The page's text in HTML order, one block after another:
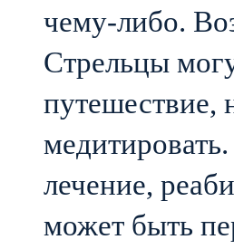
чему-либо.
Стрельцы
путешествие,
лечение,
может быть